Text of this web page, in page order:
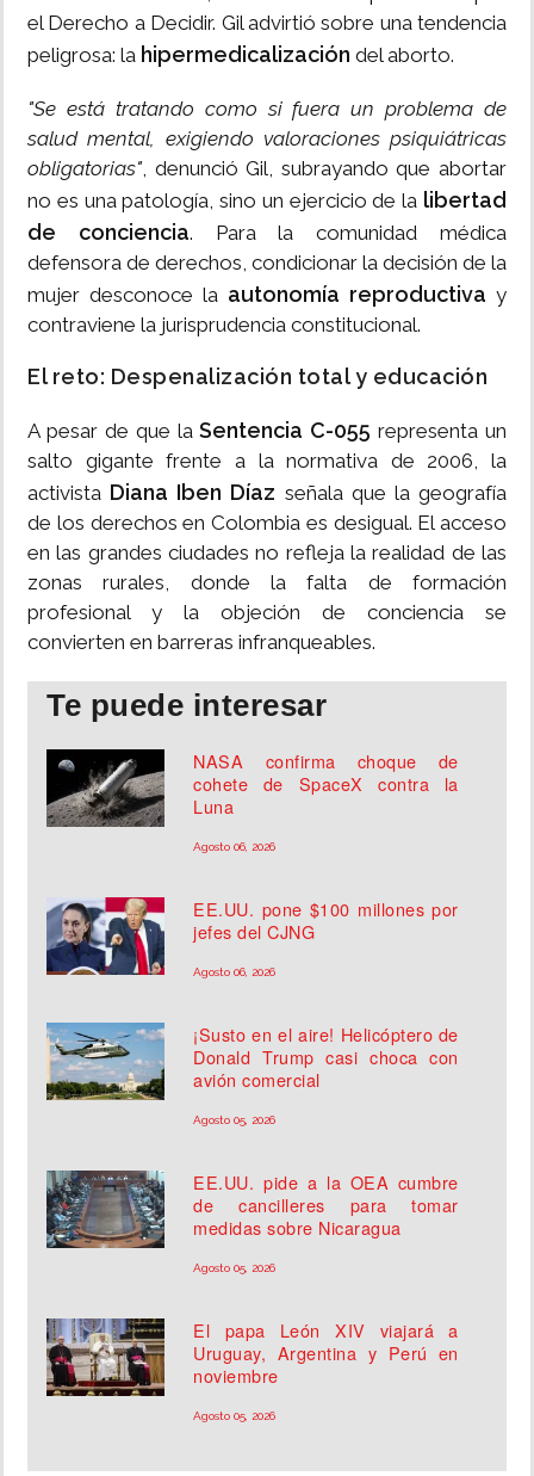
el Derecho a Decidir. Gil advirtió sobre una tendencia
peligrosa: la hipermedicalización del aborto.
"Se está tratando como si fuera un problema de
salud mental, exigiendo valoraciones psiquiátricas
obligatorias", denunció Gil, subrayando que abortar
no es una patología, sino un ejercicio de la libertad
de conciencia. Para la comunidad médica
defensora de derechos, condicionar la decisión de la
mujer desconoce la autonomía reproductiva y
contraviene la jurisprudencia constitucional.
El reto: Despenalización total y educación
A pesar de que laSentencia C-055 representa un
salto gigante frente a la normativa de 2006, la
activista Diana Iben Díaz señala que la geografía
de los derechos en Colombia es desigual. El acceso
en las grandes ciudades no refleja la realidad de las
zonas rurales, donde la falta de formación
profesional y la objeción de conciencia se
convierten en barreras infranqueables.
Te puede interesar
NASA confirma choque de
cohete de SpaceX contra la
Luna
Agosto 06, 2026
EE.UU. pone $100 millones por
jefes del CJNG
Agosto 06, 2026
¡Susto en el aire! Helicóptero de
Donald Trump casi choca con
avión comercial
Agosto 05, 2026
EE.UU. pide a la OEA cumbre
de cancilleres para tomar
medidas sobre Nicaragua
Agosto 05, 2026
El papa León XIV viajará a
Uruguay, Argentina y Perú en
noviembre
Agosto 05, 2026